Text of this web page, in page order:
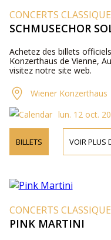
CONCERTS
SCHMUSECHOR
Achetez des billets
Konzerthaus de Vienne,
visitez notre site web.
Wiener Konzerthaus
lun. 12 oct.
BILLETS VOIR PLUS
CONCERTS
PINK MARTINI